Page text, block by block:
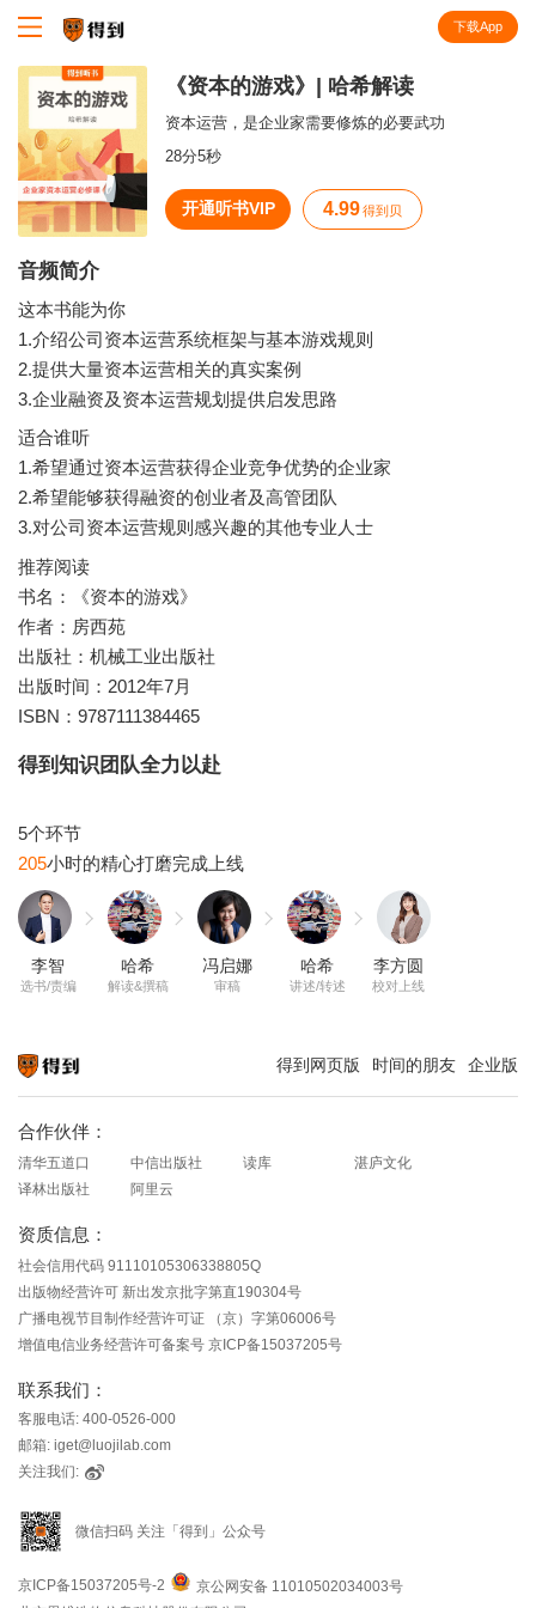
下载App
《资本的游戏》| 哈希解读
资本运营，是企业家需要修炼的必要武功
28分5秒
开通听书VIP 4.99 得到贝
音频简介
这本书能为你
1.介绍公司资本运营系统框架与基本游戏规则
2.提供大量资本运营相关的真实案例
3.企业融资及资本运营规划提供启发思路
适合谁听
1.希望通过资本运营获得企业竞争优势的企业家
2.希望能够获得融资的创业者及高管团队
3.对公司资本运营规则感兴趣的其他专业人士
推荐阅读
书名：《资本的游戏》
作者：房西苑
出版社：机械工业出版社
出版时间：2012年7月
ISBN：9787111384465
得到知识团队全力以赴
205
李智
选书/责编
哈希
解读&撰稿
冯启娜
审稿
哈希
讲述/转述
李方圆
校对上线
得到网页版 时间的朋友 企业版
合作伙伴：
清华五道口 中信出版社 读库
湛庐文化
译林出版社
阿里云
资质信息：
社会信用代码 91110105306338805Q
出版物经营许可 新出发京批字第直190304号
广播电视节目制作经营许可证 （京）字第06006号
增值电信业务经营许可备案号 京ICP备15037205号
联系我们：
客服电话: 400-0526-000
邮箱: iget@luojilab.com
关注我们:
微信扫码 关注「得到」公众号
京ICP备15037205号-2
京公网安备 11010502034003号